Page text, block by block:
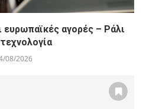
ευρωπαϊκές αγορές – Ράλι
08/2026